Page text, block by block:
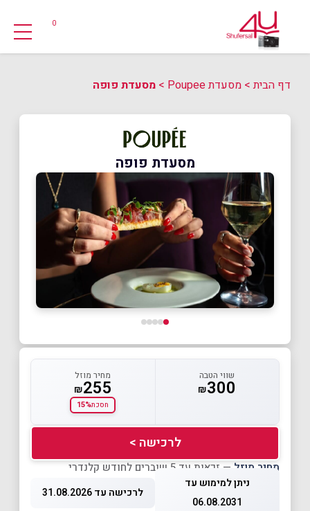
0
דף הבית> מסעדת Poupee > מסעדת פופה
מסעדת פופה
שווי הטבה
₪300
מחיר מוזל
₪255
חסכת15%
לרכישה >
מחיר מוזל — זכאות עד 5 שוברים לחודש קלנדרי
ניתן למימוש עד
06.08.2031
לרכישה עד 31.08.2026